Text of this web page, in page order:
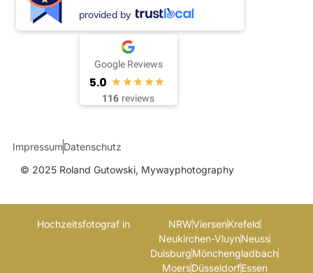
© 2025 Roland Gutowski, Mywayphotography
provided by
Google Reviews
5.0
116 reviews
ImpressumDatenschutz
Hochzeitsfotograf in NRWViersenKrefeld
Neukirchen-VluynNeuss
DuisburgMönchengladbach
MoersDüsseldorfEssen